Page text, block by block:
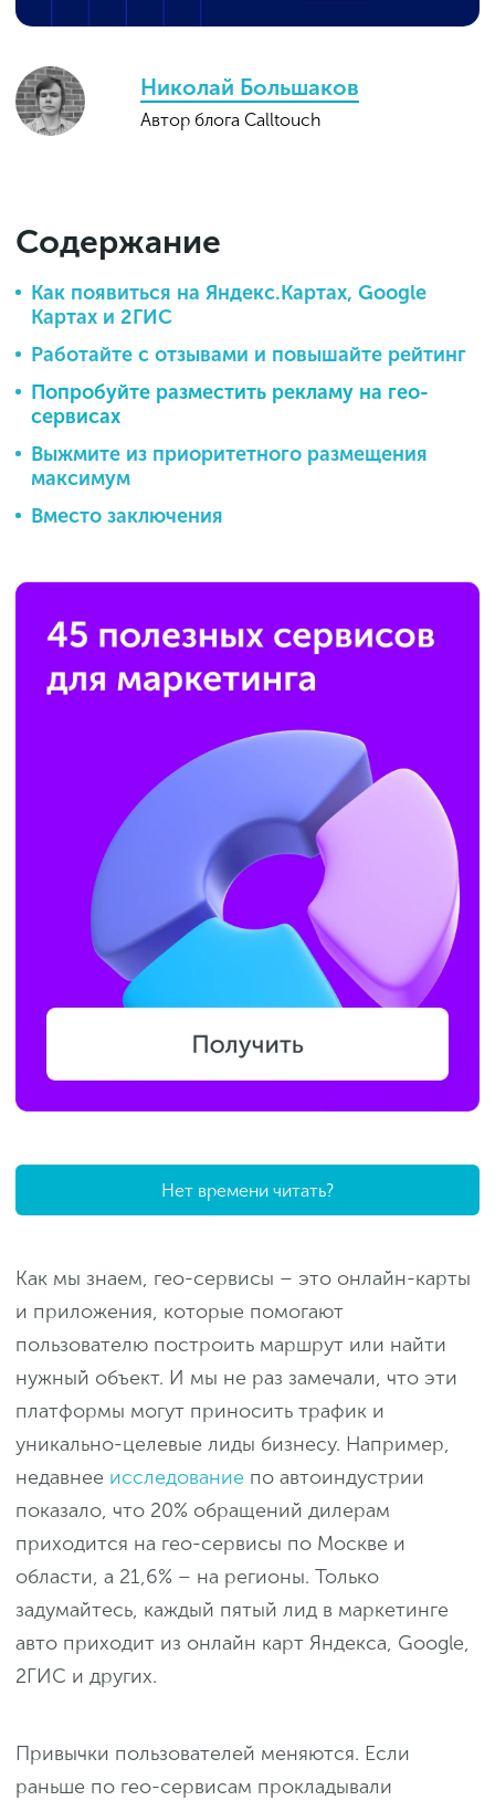
Николай Большаков
Автор блога Calltouch
Содержание
Как появиться на Яндекс.Картах, Google
Картах и 2ГИС
Работайте с отзывами и повышайте рейтинг
Попробуйте разместить рекламу на гео-
сервисах
Выжмите из приоритетного размещения
максимум
Вместо заключения
Нет времени читать?
Как мы знаем, гео-сервисы – это онлайн-карты
и приложения, которые помогают
пользователю построить маршрут или найти
нужный объект. И мы не раз замечали, что эти
платформы могут приносить трафик и
уникально-целевые лиды бизнесу. Например,
недавнее исследование по автоиндустрии
показало, что 20% обращений дилерам
приходится на гео-сервисы по Москве и
области, а 21,6% – на регионы. Только
задумайтесь, каждый пятый лид в маркетинге
авто приходит из онлайн карт Яндекса, Google,
2ГИС и других.
Привычки пользователей меняются. Если
раньше по гео-сервисам прокладывали